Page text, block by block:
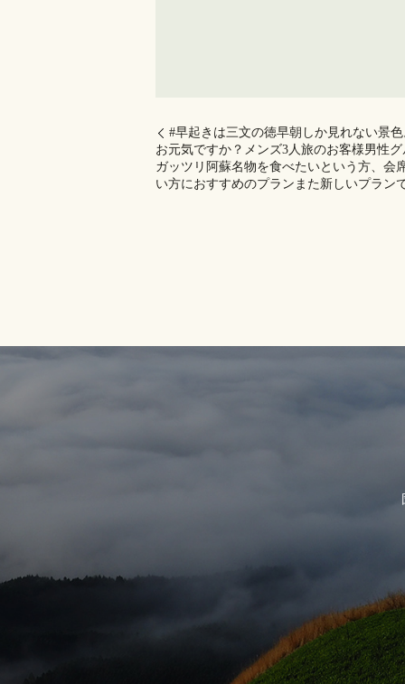
#早起きは三文の徳早朝しか見れない景
お元気ですか？メンズ3人旅のお客様男性
ガッツリ阿蘇名物を食べたいという方、会
い方におすすめのプランまた新しいプラン